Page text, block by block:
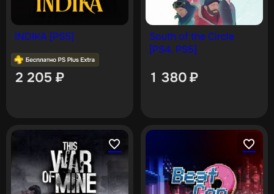
INDIKA [PS5]
2 205 ₽
South of the Circle
[PS4, PS5]
1 380₽